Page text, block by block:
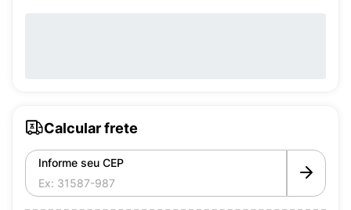
Calcular frete
Informe seu CEP